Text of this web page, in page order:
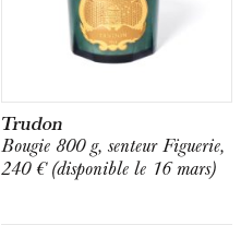
Trudon
Bougie 800 g, senteur Figuerie,
240 € (disponible le 16 mars)